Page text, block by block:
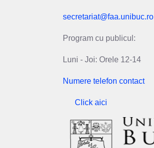
secretariat@faa.unibuc.ro
Program cu publicul:
Luni - Joi: Orele 12-14
Numere telefon contact
Click aici